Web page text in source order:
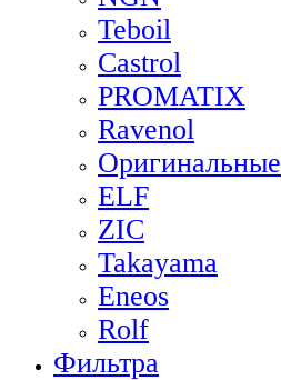
Teboil
Castrol
PROMATIX
Ravenol
Оригинальные
ELF
ZIC
Takayama
Eneos
Rolf
Фильтра